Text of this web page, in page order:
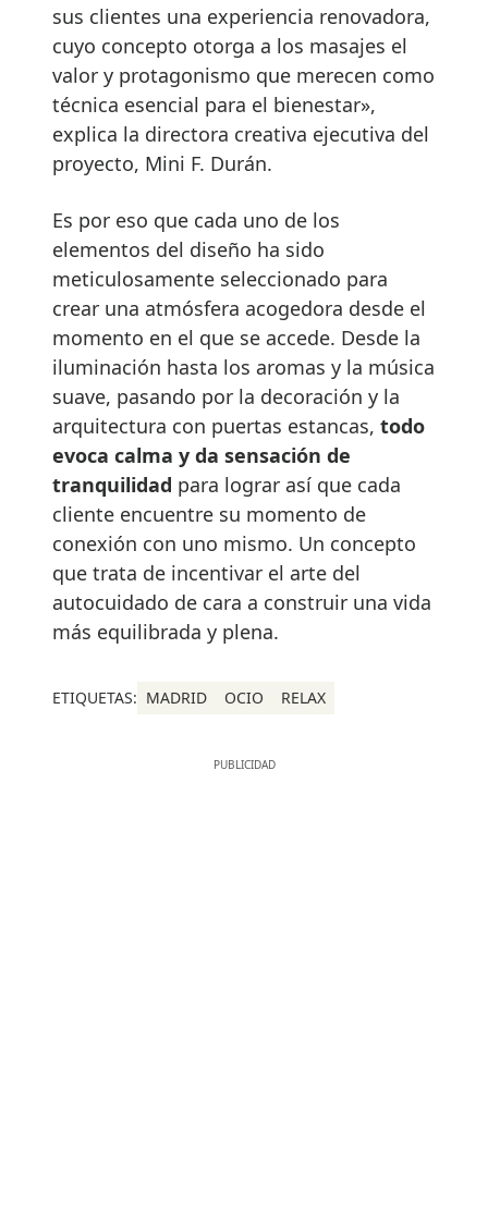
sus clientes una experiencia renovadora,
cuyo concepto otorga a los masajes el
valor y protagonismo que merecen como
técnica esencial para el bienestar»,
explica la directora creativa ejecutiva del
proyecto, Mini F. Durán.
Es por eso que cada uno de los
elementos del diseño ha sido
meticulosamente seleccionado para
crear una atmósfera acogedora desde el
momento en el que se accede. Desde la
iluminación hasta los aromas y la música
suave, pasando por la decoración y la
arquitectura con puertas estancas, todo
evoca calma y da sensación de
tranquilidad para lograr así que cada
cliente encuentre su momento de
conexión con uno mismo. Un concepto
que trata de incentivar el arte del
autocuidado de cara a construir una vida
más equilibrada y plena.
ETIQUETAS: MADRID OCIO RELAX